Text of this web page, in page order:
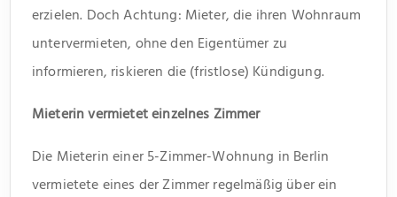
erzielen. Doch Achtung: Mieter, die ihren Wohnraum
untervermieten, ohne den Eigentümer zu
informieren, riskieren die (fristlose) Kündigung.
Mieterin vermietet einzelnes Zimmer
Die Mieterin einer 5-Zimmer-Wohnung in Berlin
vermietete eines der Zimmer regelmäßig über ein